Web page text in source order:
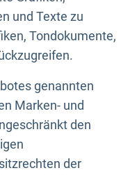
und Texte zu
Tondokumente,
genannten
Marken- und
den
der